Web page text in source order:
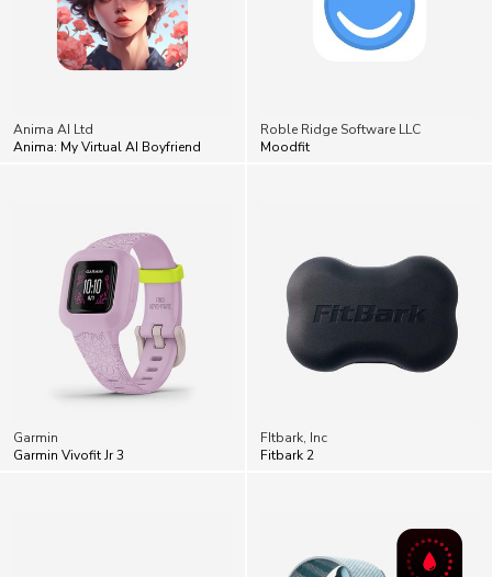
Anima AI Ltd
Anima: My Virtual AI Boyfriend
Roble Ridge Software LLC
Moodfit
Garmin
Garmin Vivofit Jr 3
FItbark, Inc
Fitbark 2